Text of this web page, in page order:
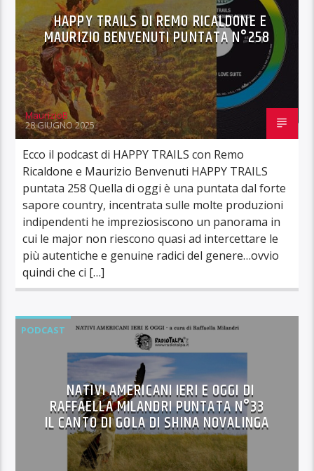
HAPPY TRAILS DI REMO RICALDONE E
MAURIZIO BENVENUTI PUNTATA N°258
MaurizioB
28 GIUGNO 2025
Ecco il podcast di HAPPY TRAILS con Remo
Ricaldone e Maurizio Benvenuti HAPPY TRAILS
puntata 258 Quella di oggi è una puntata dal forte
sapore country, incentrata sulle molte produzioni
indipendenti he impreziosiscono un panorama in
cui le major non riescono quasi ad intercettare le
più autentiche e genuine radici del genere…ovvio
quindi che ci […]
PODCAST
NATIVI AMERICANI IERI E OGGI DI
RAFFAELLA MILANDRI PUNTATA N°33
IL CANTO DI GOLA DI SHINA NOVALINGA